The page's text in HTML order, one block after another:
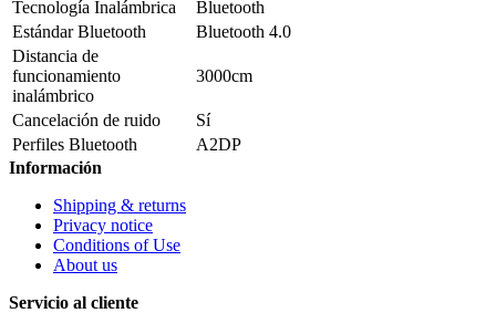
Tecnología Inalámbrica
Bluetooth
Estándar Bluetooth
Bluetooth 4.0
Distancia de
funcionamiento
inalámbrico
3000cm
Cancelación de ruido
Sí
Perfiles Bluetooth
A2DP
Información
Shipping & returns
Privacy notice
Conditions of Use
About us
Servicio al cliente